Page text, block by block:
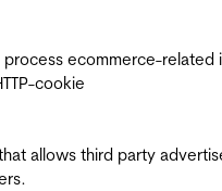
ecommerce-
cookie
allows third party